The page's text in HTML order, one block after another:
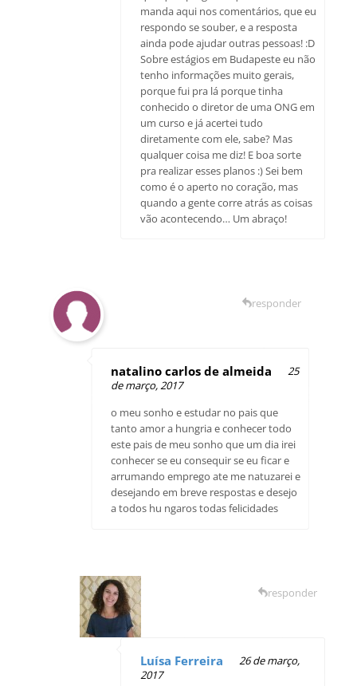
manda aqui nos comentários, que eu
respondo se souber, e a resposta
ainda pode ajudar outras pessoas! :D
Sobre estágios em Budapeste eu não
tenho informações muito gerais,
porque fui pra lá porque tinha
conhecido o diretor de uma ONG em
um curso e já acertei tudo
diretamente com ele, sabe? Mas
qualquer coisa me diz! E boa sorte
pra realizar esses planos :) Sei bem
como é o aperto no coração, mas
quando a gente corre atrás as coisas
vão acontecendo… Um abraço!
natalino carlos de almeida
25
de março, 2017
o meu sonho e estudar no pais que
tanto amor a hungria e conhecer todo
este pais de meu sonho que um dia irei
conhecer se eu consequir se eu ficar e
arrumando emprego ate me natuzarei e
desejando em breve respostas e desejo
a todos hu ngaros todas felicidades
responder
Luísa Ferreira
26 de março,
2017
responder